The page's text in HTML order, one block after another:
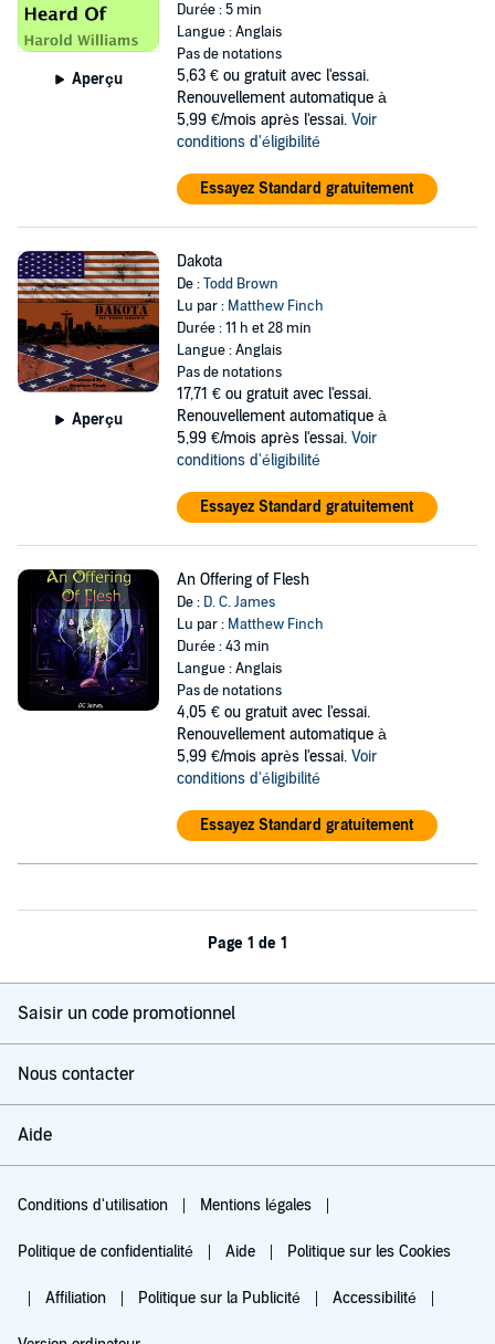
Aperçu
Durée : 5 min
Langue : Anglais
Pas de notations
5,63 € ou gratuit avec l'essai.
Renouvellement automatique à
5,99 €/mois après l'essai. Voir
conditions d'éligibilité
Essayez Standard gratuitement
Aperçu
Dakota
De :Todd Brown
Lu par : Matthew Finch
Durée : 11 h et 28 min
Langue : Anglais
Pas de notations
17,71 € ou gratuit avec l'essai.
Renouvellement automatique à
5,99 €/mois après l'essai. Voir
conditions d'éligibilité
Essayez Standard gratuitement
An Offering of Flesh
De : D. C. James
Lu par : Matthew Finch
Durée : 43 min
Langue : Anglais
Pas de notations
4,05 € ou gratuit avec l'essai.
Renouvellement automatique à
5,99 €/mois après l'essai. Voir
conditions d'éligibilité
Essayez Standard gratuitement
Page 1 de 1
Saisir un code promotionnel
Nous contacter
Aide
Conditions d'utilisation Mentions légales
Politique de confidentialité Aide Politique sur les Cookies
Affiliation Politique sur la Publicité Accessibilité